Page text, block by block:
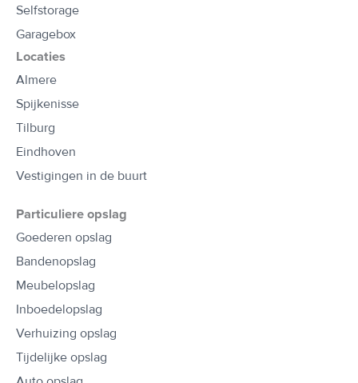
Selfstorage
Garagebox
Locaties
Almere
Spijkenisse
Tilburg
Eindhoven
Vestigingen in de buurt
Particuliere opslag
Goederen opslag
Bandenopslag
Meubelopslag
Inboedelopslag
Verhuizing opslag
Tijdelijke opslag